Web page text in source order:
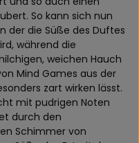
So kann sich nun
der die Süße des Duftes
während die
weichen Hauch
Mind Games aus der
zart wirken lässt.
mit pudrigen Noten
durch den
Schimmer von